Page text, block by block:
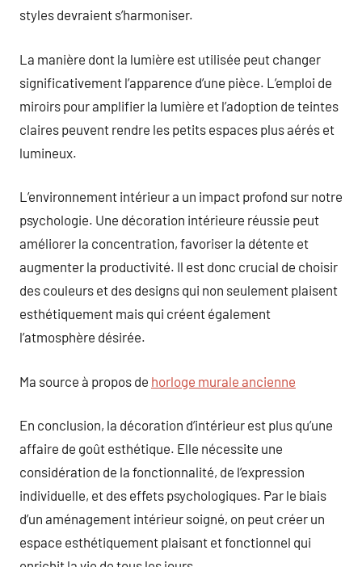
styles devraient s’harmoniser.
La manière dont la lumière est utilisée peut changer
significativement l’apparence d’une pièce. L’emploi de
miroirs pour amplifier la lumière et l’adoption de teintes
claires peuvent rendre les petits espaces plus aérés et
lumineux.
L’environnement intérieur a un impact profond sur notre
psychologie. Une décoration intérieure réussie peut
améliorer la concentration, favoriser la détente et
augmenter la productivité. Il est donc crucial de choisir
des couleurs et des designs qui non seulement plaisent
esthétiquement mais qui créent également
l’atmosphère désirée.
Ma source à propos de horloge murale ancienne
En conclusion, la décoration d’intérieur est plus qu’une
affaire de goût esthétique. Elle nécessite une
considération de la fonctionnalité, de l’expression
individuelle, et des effets psychologiques. Par le biais
d’un aménagement intérieur soigné, on peut créer un
espace esthétiquement plaisant et fonctionnel qui